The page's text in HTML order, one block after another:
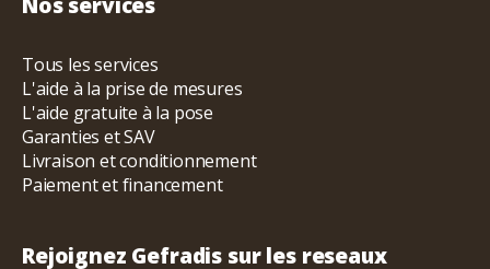
Tous les services
L'aide à la prise de mesures
L'aide gratuite à la pose
Garanties et SAV
Livraison et conditionnement
Paiement et financement
Rejoignez Gefradis sur les reseaux